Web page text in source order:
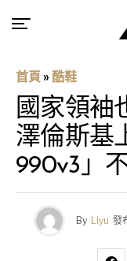
首頁 » 酷鞋
國家領袖
澤倫斯基
990v3」
By Liyu 發